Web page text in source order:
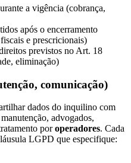
a vigência (cobrança,
após o encerramento
e prescricionais)
previstos no Art. 18
eliminação)
comunicação)
dados do inquilino com
advogados,
poroperadores. Cada
LGPD que especifique: